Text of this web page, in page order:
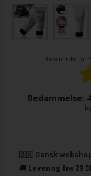
Bedømmelse for
Bedømmelse:
🇩🇰 Dansk
🚚 Levering fra 29